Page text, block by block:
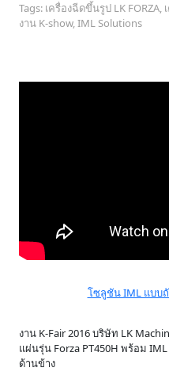
Tags: เครื่องฉีดขึ้นรูป LK
งาน K-show, IML Solutions
โซลูชัน IML แบบ
งาน K-Fair 2016 บริษัท LK
แผ่นรุ่น Forza PT450H พร้อม
ด้านข้าง